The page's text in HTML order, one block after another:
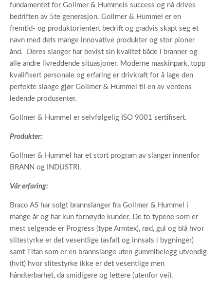
fundamentet for Gollmer & Hummels success og nå drives
bedriften av 5te generasjon. Gollmer & Hummel er en
fremtid- og produktorientert bedrift og gradvis skapt seg et
navn med dets mange innovative produkter og stor pioner
ånd. Deres slanger har bevist sin kvalitet både i branner og
alle andre livreddende situasjoner. Moderne maskinpark, topp
kvalifisert personale og erfaring er drivkraft for å lage den
perfekte slange gjør Gollmer & Hummel til en av verdens
ledende produsenter.
Gollmer & Hummel er selvfølgelig ISO 9001 sertifisert.
Produkter:
Gollmer & Hummel har et stort program av slanger innenfor
BRANN og INDUSTRI.
Vår erfaring:
Braco AS har solgt brannslanger fra Gollmer & Hummel i
mange år og har kun fornøyde kunder. De to typene som er
mest selgende er Progress (type Armtex), rød, gul og blå hvor
slitestyrke er det vesentlige (asfalt og innsats i bygninger)
samt Titan som er en brannslange uten gummibelegg utvendig
(hvit) hvor slitestyrke ikke er det vesentlige men
håndterbarhet, da smidigere og lettere (utenfor vei).